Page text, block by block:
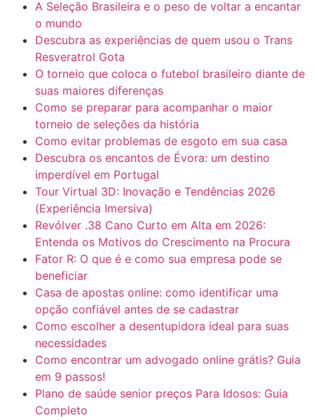
A Seleção Brasileira e o peso de voltar a encantar
o mundo
Descubra as experiências de quem usou o Trans
Resveratrol Gota
O torneio que coloca o futebol brasileiro diante de
suas maiores diferenças
Como se preparar para acompanhar o maior
torneio de seleções da história
Como evitar problemas de esgoto em sua casa
Descubra os encantos de Évora: um destino
imperdível em Portugal
Tour Virtual 3D: Inovação e Tendências 2026
(Experiência Imersiva)
Revólver .38 Cano Curto em Alta em 2026:
Entenda os Motivos do Crescimento na Procura
Fator R: O que é e como sua empresa pode se
beneficiar
Casa de apostas online: como identificar uma
opção confiável antes de se cadastrar
Como escolher a desentupidora ideal para suas
necessidades
Como encontrar um advogado online grátis? Guia
em 9 passos!
Plano de saúde senior preços Para Idosos: Guia
Completo